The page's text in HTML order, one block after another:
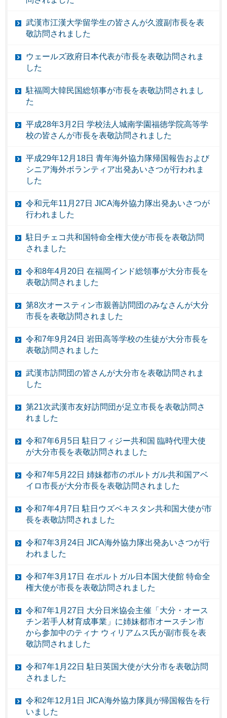
武漢市江漢大学留学生の皆さんが久渡副市長を表
敬訪問されました
ウェールズ政府日本代表が市長を表敬訪問されま
した
駐福岡大韓民国総領事が市長を表敬訪問されまし
た
平成28年3月2日 学校法人城南学園福徳学院高等学
校の皆さんが市長を表敬訪問されました
平成29年12月18日 青年海外協力隊帰国報告および
シニア海外ボランティア出発あいさつが行われま
した
令和元年11月27日 JICA海外協力隊出発あいさつが
行われました
駐日チェコ共和国特命全権大使が市長を表敬訪問
されました
令和8年4月20日 在福岡インド総領事が大分市長を
表敬訪問されました
第8次オースティン市親善訪問団のみなさんが大分
市長を表敬訪問されました
令和7年9月24日 岩田高等学校の生徒が大分市長を
表敬訪問されました
武漢市訪問団の皆さんが大分市を表敬訪問されま
した
第21次武漢市友好訪問団が足立市長を表敬訪問さ
れました
令和7年6月5日 駐日フィジー共和国 臨時代理大使
が大分市長を表敬訪問されました
令和7年5月22日 姉妹都市のポルトガル共和国アベ
イロ市長が大分市長を表敬訪問されました
令和7年4月7日 駐日ウズベキスタン共和国大使が市
長を表敬訪問されました
令和7年3月24日 JICA海外協力隊出発あいさつが行
われました
令和7年3月17日 在ポルトガル日本国大使館 特命全
権大使が市長を表敬訪問されました
令和7年1月27日 大分日米協会主催「大分・オース
チン若手人材育成事業」に姉妹都市オースチン市
から参加中のティナ ウィリアムス氏が副市長を表
敬訪問されました
令和7年1月22日 駐日英国大使が大分市を表敬訪問
されました
令和2年12月1日 JICA海外協力隊員が帰国報告を行
いました